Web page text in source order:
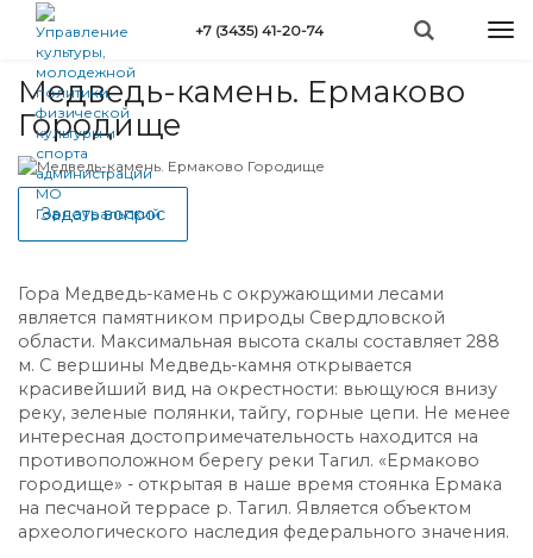
Перейти
основному
содержанию
+7 (3435) 41-20-74
Вы
здесь
Медведь-камень. Ермаково
Городище
Задать вопрос
Гора Медведь-камень с окружающими лесами
является памятником природы Свердловской
области. Максимальная высота скалы составляет 288
м. С вершины Медведь-камня открывается
красивейший вид на окрестности: вьющуюся внизу
реку, зеленые полянки, тайгу, горные цепи. Не менее
интересная достопримечательность находится на
противоположном берегу реки Тагил. «Ермаково
городище» - открытая в наше время стоянка Ермака
на песчаной террасе р. Тагил. Является объектом
археологического наследия федерального значения.